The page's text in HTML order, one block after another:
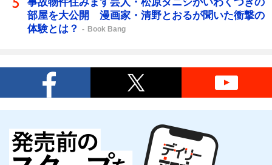
部屋を大公開 漫画家・清野とおるが聞いた衝撃の
体験とは？
Book Bang